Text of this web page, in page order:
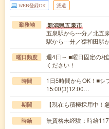
WEB登録OK 派遣
勤務地 新潟県五泉市
五泉駅から---分／北五
駅から---分／猿和田駅
曜日頻度
週4日～ ■曜日固定の
ください！
時間
1日5時間からOK！■シ
15:00(3)12:00…
期間 【現在も積極採用中！
時給 無資格未経験：時給